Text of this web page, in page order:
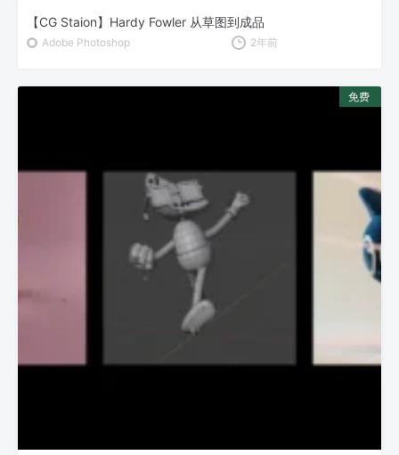
【CG Staion】Hardy Fowler 从草图到成品
Adobe Photoshop 2年前